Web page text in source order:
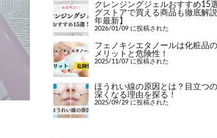
クレンジングジェルおすすめ15
グストアで買える商品も徹底解
年最新】
2026/01/09 に投稿された
フェノキシエタノールは化粧品の
メリットと危険性！
2025/11/07 に投稿された
ほうれい線の原因とは？目立つ
深くなる理由を探る！
2025/09/29 に投稿された